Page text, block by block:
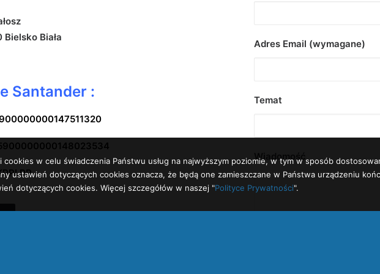
Biała
Santander :
Adres Email (wymagane)
Temat
Wiadomość
w celu świadczenia Państwu usług na najwyższym poziomie, w tym w sposób
ustawień dotyczących cookies oznacza, że będą one zamieszczane w Państwa urządzeniu
dotyczących cookies. Więcej szczegółów w naszej "Polityce Prywatności".